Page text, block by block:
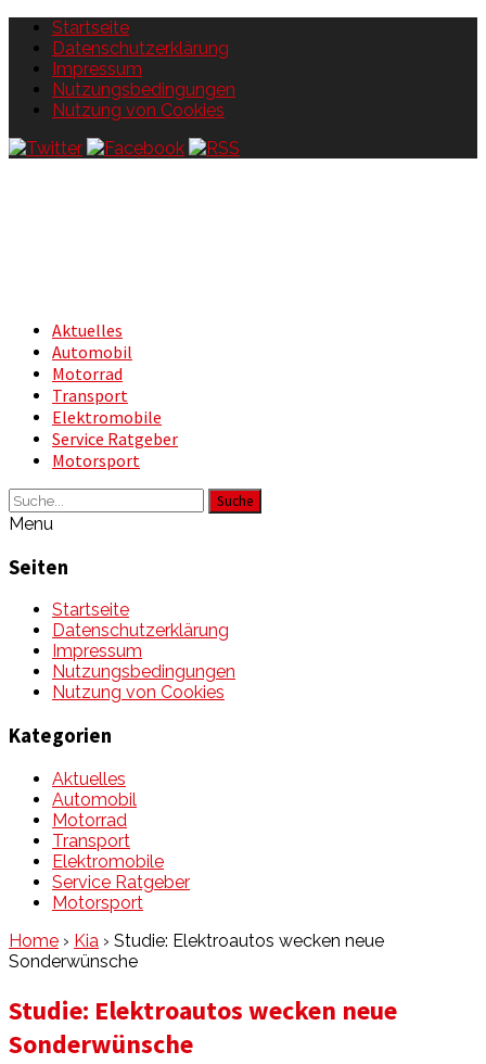
Startseite
Datenschutzerklärung
Impressum
Nutzungsbedingungen
Nutzung von Cookies
Aktuelles
Automobil
Motorrad
Transport
Elektromobile
Service Ratgeber
Motorsport
Suche
Menu
Seiten
Startseite
Datenschutzerklärung
Impressum
Nutzungsbedingungen
Nutzung von Cookies
Kategorien
Aktuelles
Automobil
Motorrad
Transport
Elektromobile
Service Ratgeber
Motorsport
Home › Kia › Studie: Elektroautos wecken neue
Sonderwünsche
Studie: Elektroautos wecken neue
Sonderwünsche